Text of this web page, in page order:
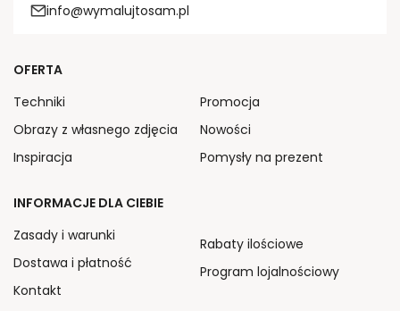
info@wymalujtosam.pl
OFERTA
Techniki
Obrazy z własnego zdjęcia
Inspiracja
Promocja
Nowości
Pomysły na prezent
INFORMACJE DLA CIEBIE
Zasady i warunki
Dostawa i płatność
Kontakt
Rabaty ilościowe
Program lojalnościowy